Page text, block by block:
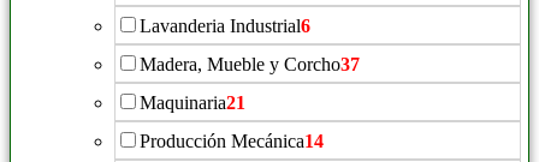
Lavanderia Industrial6
Madera, Mueble y Corcho37
Maquinaria21
Producción Mecánica14